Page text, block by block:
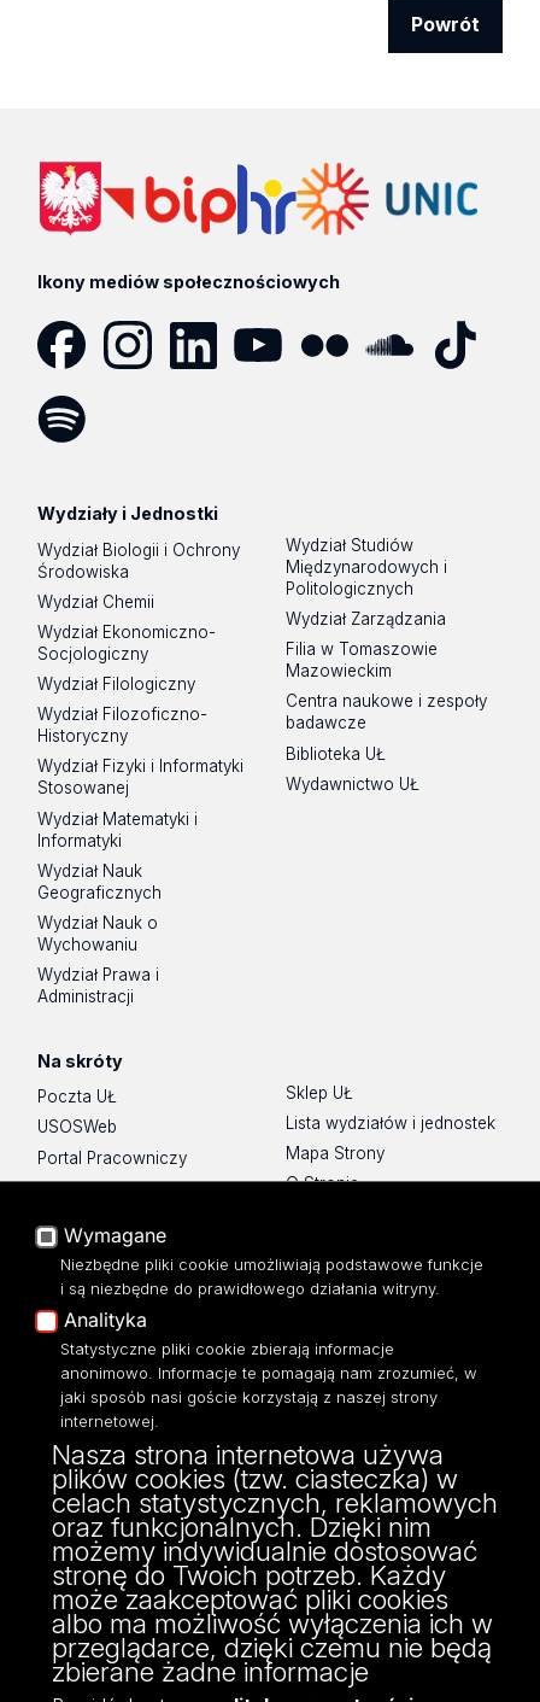
Powrót
Ikony mediów społecznościowych
Wydziały i Jednostki
Wydział Biologii i Ochrony
Środowiska
Wydział Chemii
Wydział Ekonomiczno-
Socjologiczny
Wydział Filologiczny
Wydział Filozoficzno-
Historyczny
Wydział Fizyki i Informatyki
Stosowanej
Wydział Matematyki i
Informatyki
Wydział Nauk
Geograficznych
Wydział Nauk o
Wychowaniu
Wydział Prawa i
Administracji
Wydział Studiów
Międzynarodowych i
Politologicznych
Wydział Zarządzania
Filia w Tomaszowie
Mazowieckim
Centra naukowe i zespoły
badawcze
Biblioteka UŁ
Wydawnictwo UŁ
Na skróty
Poczta UŁ
USOSWeb
Portal Pracowniczy
Baza Aktów Własnych
Moodle
Eksperci UŁ
Polityka Prywatności
Dostępność
Sklep UŁ
Lista wydziałów i jednostek
Mapa Strony
O Stronie
ul. Narutowicza 68, 90-136 Łódź
NIP: 724 000 32 43
Adres do doręczeń elektronicznych (ADE):
AE:PL-74796-17640-IHHIV-17
KONTAKT
Wymagane
Niezbędne pliki cookie umożliwiają podstawowe funkcje
i są niezbędne do prawidłowego działania witryny.
Analityka
Statystyczne pliki cookie zbierają informacje
anonimowo. Informacje te pomagają nam zrozumieć, w
jaki sposób nasi goście korzystają z naszej strony
internetowej.
Nasza strona internetowa używa
plików cookies (tzw. ciasteczka) w
celach statystycznych, reklamowych
oraz funkcjonalnych. Dzięki nim
możemy indywidualnie dostosować
stronę do Twoich potrzeb. Każdy
może zaakceptować pliki cookies
albo ma możliwość wyłączenia ich w
przeglądarce, dzięki czemu nie będą
zbierane żadne informacje